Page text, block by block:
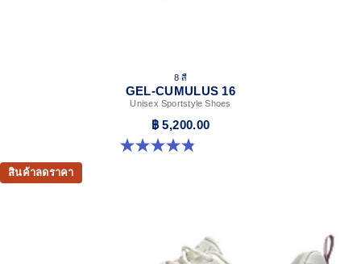
8 สี
GEL-CUMULUS 16
Unisex Sportstyle Shoes
฿ 5,200.00
4.8 จาก 5 ดาว 224 รีวิว
สินค้าลดราคา